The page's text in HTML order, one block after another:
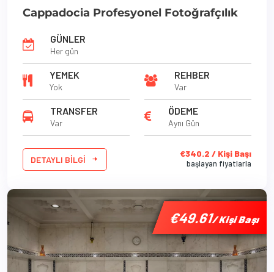
Cappadocia Profesyonel Fotoğrafçılık
GÜNLER
Her gün
YEMEK
Yok
REHBER
Var
TRANSFER
Var
ÖDEME
Aynı Gün
DETAYLI BILGI
€340.2 / Kişi Başı
başlayan fiyatlarla
€49.61/ Kişi Başı
'
€49.61/ Kişi Başı
€49.61/ Kişi Başı